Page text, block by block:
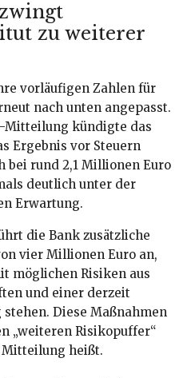
zu weiterer
vorläufigen Zahlen für
nach unten angepasst.
Mitteilung kündigte das
Ergebnis vor Steuern
bei rund 2,1 Millionen Euro
deutlich unter der
Erwartung.
die Bank zusätzliche
vier Millionen Euro an,
möglichen Risiken aus
und einer derzeit
Diese Maßnahmen
„weiteren Risikopuffer“
Mitteilung heißt.